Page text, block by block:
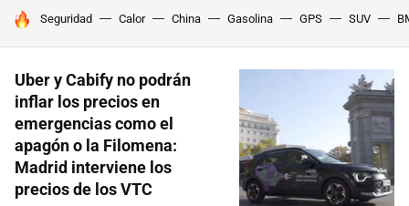
HOY SE HABLA DE
Seguridad Calor China Gasolina GPS SUV
Uber y Cabify no podrán
inflar los precios en
emergencias como el
apagón o la Filomena:
Madrid interviene los
precios de los VTC